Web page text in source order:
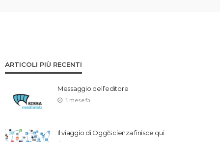
ARTICOLI PIÙ RECENTI
Messaggio dell’editore
1 mese fa
Il viaggio di OggiScienza finisce qui